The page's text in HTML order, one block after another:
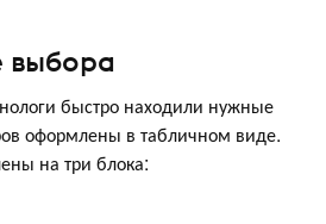
выбора
быстро находили нужные
оформлены в табличном виде.
на три блока: